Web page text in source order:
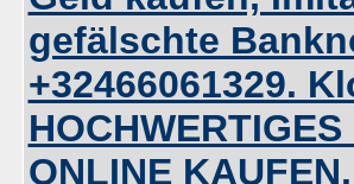
gefälschte
+32466061329.
ONLINE